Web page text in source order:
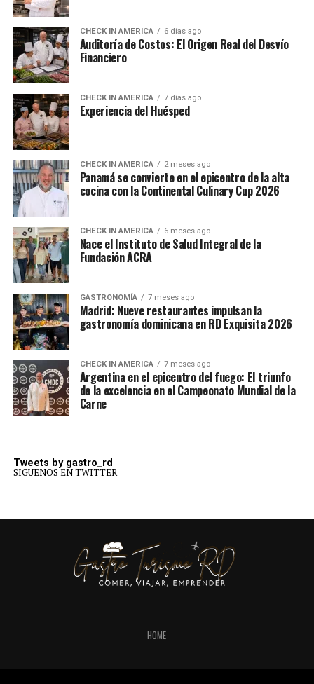
CHECK IN AMERICA 6 días ago
Auditoría de Costos: El Origen Real del Desvío
Financiero
CHECK IN AMERICA 7 días ago
Experiencia del Huésped
CHECK IN AMERICA 2 meses ago
Panamá se convierte en el epicentro de la alta
cocina con la Continental Culinary Cup 2026
CHECK IN AMERICA 6 meses ago
Nace el Instituto de Salud Integral de la
Fundación ACRA
GASTRONOMÍA 7 meses ago
Madrid: Nueve restaurantes impulsan la
gastronomía dominicana en RD Exquisita 2026
CHECK IN AMERICA 7 meses ago
Argentina en el epicentro del fuego: El triunfo
de la excelencia en el Campeonato Mundial de la
Carne
Tweets by gastro_rd
SIGUENOS EN TWITTER
HOME